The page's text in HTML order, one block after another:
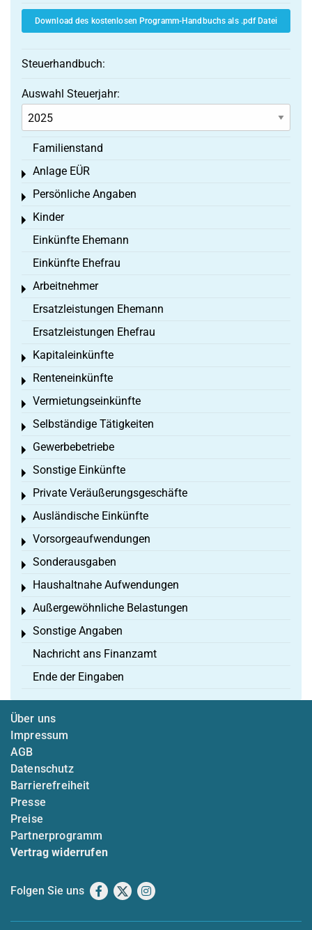
Download des kostenlosen Programm-Handbuchs als .pdf Datei
Steuerhandbuch:
Auswahl Steuerjahr:
Familienstand
Anlage EÜR
Toggle menu
Persönliche Angaben
Toggle menu
Kinder
Toggle menu
Einkünfte Ehemann
Einkünfte Ehefrau
Arbeitnehmer
Toggle menu
Ersatzleistungen Ehemann
Ersatzleistungen Ehefrau
Kapitaleinkünfte
Toggle menu
Renteneinkünfte
Toggle menu
Vermietungseinkünfte
Toggle menu
Selbständige Tätigkeiten
Toggle menu
Gewerbebetriebe
Toggle menu
Sonstige Einkünfte
Toggle menu
Private Veräußerungsgeschäfte
Toggle menu
Ausländische Einkünfte
Toggle menu
Vorsorgeaufwendungen
Toggle menu
Sonderausgaben
Toggle menu
Haushaltnahe Aufwendungen
Toggle menu
Außergewöhnliche Belastungen
Toggle menu
Sonstige Angaben
Toggle menu
Nachricht ans Finanzamt
Ende der Eingaben
Über uns
Impressum
AGB
Datenschutz
Barrierefreiheit
Presse
Preise
Partnerprogramm
Vertrag widerrufen
Folgen Sie uns Facebook
X Instagram